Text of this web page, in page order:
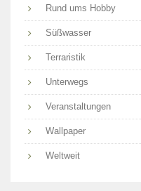
Rund ums Hobby
Süßwasser
Terraristik
Unterwegs
Veranstaltungen
Wallpaper
Weltweit